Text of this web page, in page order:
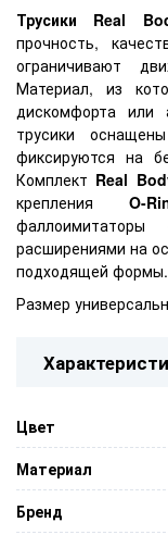
Трусики Real
прочность,
ограничивают
Материал, из
дискомфорта или
трусики
фиксируются на
Комплект Real
крепления O-
расширениями на
подходящей формы.
Размер
Цвет
Материал
Бренд